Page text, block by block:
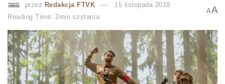
przez Redakcja FTVK
15 listopada 2019
Reading Time: 2min czytania
AA